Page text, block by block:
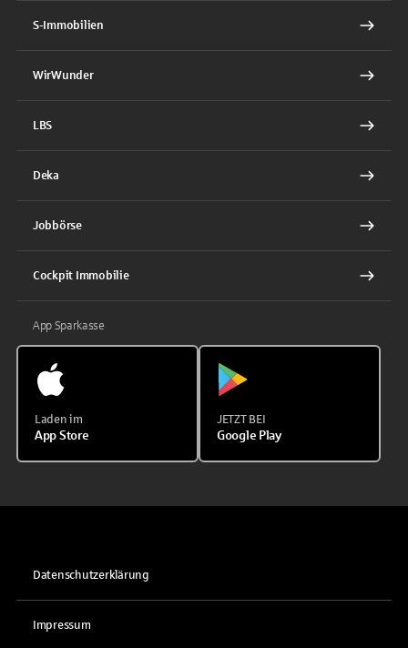
S-Immobilien
WirWunder
LBS
Deka
Jobbörse
Cockpit Immobilie
App Sparkasse
Laden im
App Store
JETZT BEI
Google Play
Datenschutzerklärung
Impressum